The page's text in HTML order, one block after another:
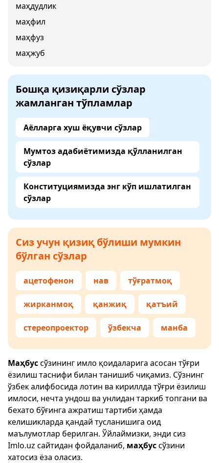
маҳдудлик
маҳфил
маҳфуз
маҳжуб
Бошқа қизиқарли сўзлар
жамланган тўпламлар
Аёлларга хуш ёқувчи сўзлар
Мумтоз адабиётимизда қўлланилган
сўзлар
Конституциямизда энг кўп ишлатилган
сўзлар
Сиз учун қизиқ бўлиши мумкин
бўлган сўзлар
ацетофенон нав тўғратмоқ
жирканмоқ қанжиқ қатъий
стереопроектор ўзбекча манба
Маҳбуссўзининг имло қоидаларига асосан тўғри
ёзилиш таснифи билан танишиб чиқамиз. Сўзнинг
ўзбек алифбосида лотин ва кириллда тўғри ёзилиш
имлоси, нечта ундош ва унлидан таркиб топгани ва
бехато бўғинга ажратиш тартиби ҳамда
келишикларда қандай тусланишига оид
маълумотлар берилган. Ўйлаймизки, энди сиз
Imlo.uz сайтидан фойдаланиб, маҳбуссўзини
хатосиз ёза оласиз.